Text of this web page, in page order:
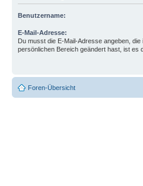
Benutzername:
E-Mail-Adresse:
Du musst die E-Mail-Adresse angeben,
persönlichen Bereich geändert hast, ist es
Foren-Übersicht